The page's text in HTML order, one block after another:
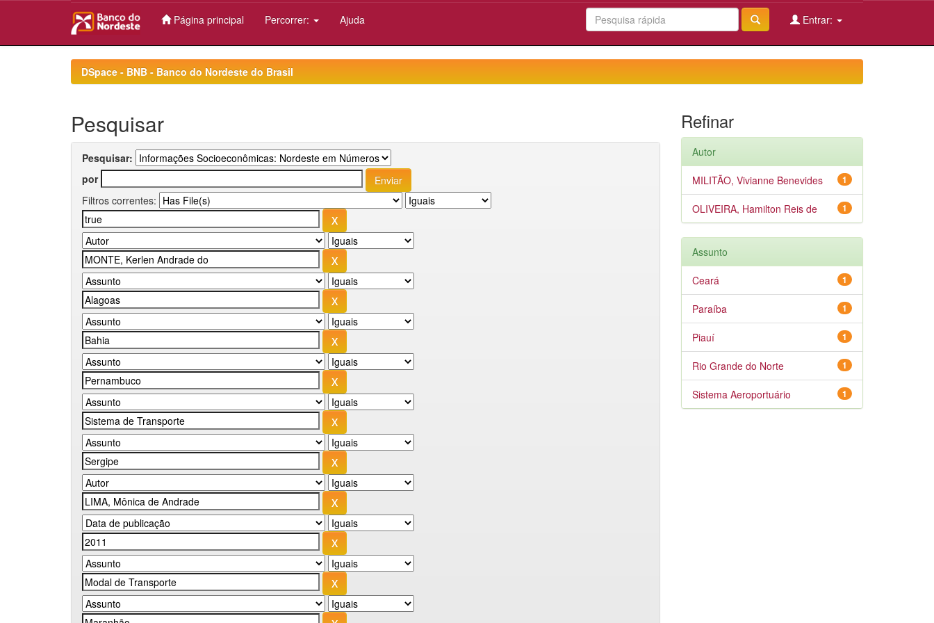
Página principal Percorrer: Ajuda Entrar:
DSpace - BNB - Banco do Nordeste do Brasil
Pesquisar
Pesquisar:
por
Filtros correntes:
Refinar
Autor
1
MILITÃO, Vivianne Benevides
1
OLIVEIRA, Hamilton Reis de
Assunto
1
Ceará
1
Paraíba
1
Piauí
1
Rio Grande do Norte
1
Sistema Aeroportuário